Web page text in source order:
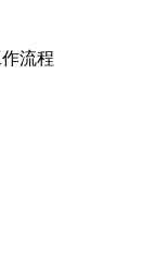
流程